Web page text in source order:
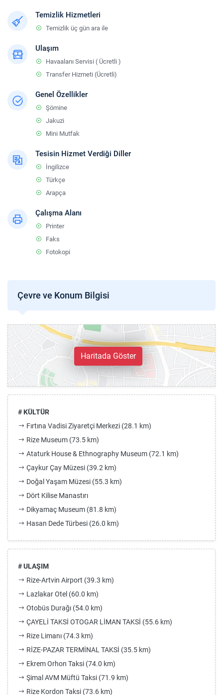
Temizlik Hizmetleri
Temizlik üç gün ara ile
Ulaşım
Havaalanı Servisi ( Ücretli )
Transfer Hizmeti (Ücretli)
Genel Özellikler
Şömine
Jakuzi
Mini Mutfak
Tesisin Hizmet Verdiği Diller
İngilizce
Türkçe
Arapça
Çalışma Alanı
Printer
Faks
Fotokopi
Çevre ve Konum Bilgisi
Haritada Göster
# KÜLTÜR
Fırtına Vadisi Ziyaretçi Merkezi (28.1 km)
Rize Museum (73.5 km)
Ataturk House & Ethnography Museum (72.1 km)
Çaykur Çay Müzesi (39.2 km)
Doğal Yaşam Müzesi (55.3 km)
Dört Kilise Manastırı
Dikyamaç Museum (81.8 km)
Hasan Dede Türbesi (26.0 km)
# ULAŞIM
Rize-Artvin Airport (39.3 km)
Lazlakar Otel (60.0 km)
Otobüs Durağı (54.0 km)
ÇAYELİ TAKSİ OTOGAR LİMAN TAKSİ (55.6 km)
Rize Limanı (74.3 km)
RİZE-PAZAR TERMİNAL TAKSİ (35.5 km)
Ekrem Orhon Taksi (74.0 km)
Şimal AVM Müftü Taksi (71.9 km)
Rize Kordon Taksi (73.6 km)